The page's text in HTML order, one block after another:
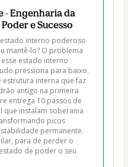
- Engenharia da
e Sucesso
interno poderoso
mantê-lo? O problema
estado interno
pressiona para baixo.
estrutura interna que faz
antigo na primeira
entrega 10 passos de
que instalam soberania
picos
permanente.
para de perder o
de poder o seu